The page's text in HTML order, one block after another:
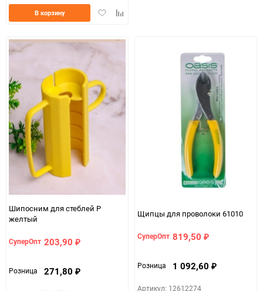
ДобавитьДобавить
В корзину
Шипосним для стеблей Р
желтый
СуперОпт 203,90 ₽
Розница 271,80 ₽
Щипцы для проволоки 61010
СуперОпт 819,50 ₽
Розница 1 092,60 ₽
Артикул: 12612274